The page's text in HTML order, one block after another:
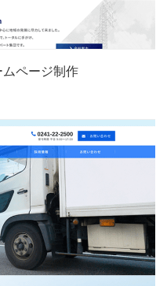
ページ制作